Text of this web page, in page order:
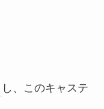
し、このキャステ